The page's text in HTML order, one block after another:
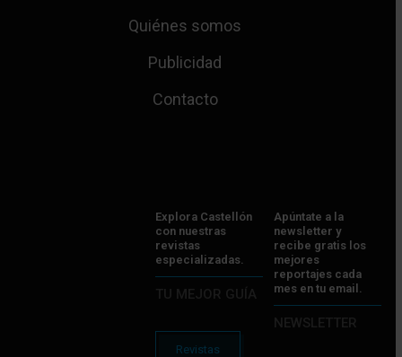
Quiénes somos
Publicidad
Contacto
Explora Castellón
con nuestras
revistas
especializadas.
TU MEJOR GUÍA
Revistas
Apúntate a la
newsletter y
recibe gratis los
mejores
reportajes cada
mes en tu email.
NEWSLETTER